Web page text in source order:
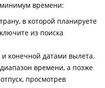
времени:
в которой планируете
из поиска
конечной датами вылета.
времени, а позже
просмотрев